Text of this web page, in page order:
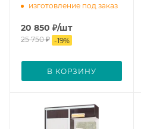
изготовление под заказ
20 850 ₽/шт
25 750₽ -19%
В КОРЗИНУ